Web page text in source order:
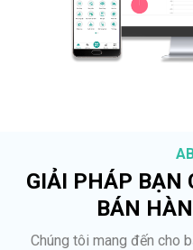
GIẢI PHÁP BẠN
BÁN
Chúng tôi mang đến cho